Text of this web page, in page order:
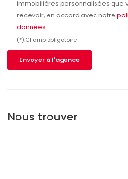
immobilières personnalisées que
recevoir, en accord avec notre
données.
(*):Champ obligatoire
Envoyer à l'agence
Nous trouver